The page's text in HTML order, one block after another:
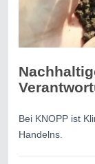
Bei KNOPP ist
Handelns.